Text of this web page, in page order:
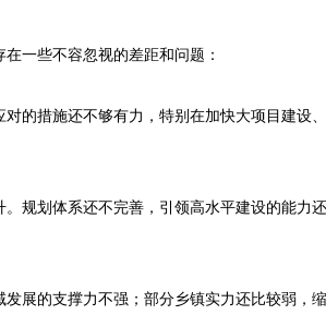
一些不容忽视的差距和问题：
的措施还不够有力，特别在加快大项目建设
规划体系还不完善，引领高水平建设的能力
展的支撑力不强；部分乡镇实力还比较弱，